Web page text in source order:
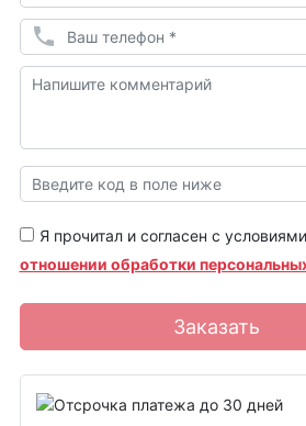
Я прочитал и согласен с условиями
отношении обработки
Заказать